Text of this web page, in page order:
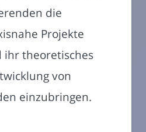
die
Projekte
ihr theoretisches
von
einzubringen.